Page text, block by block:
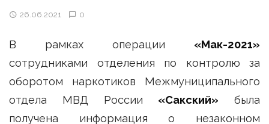
26.06.2021 0
В рамках операции «Мак-2021»
сотрудниками отделения по контролю за
оборотом наркотиков Межмуниципального
отдела МВД России «Сакский» была
получена информация о незаконном